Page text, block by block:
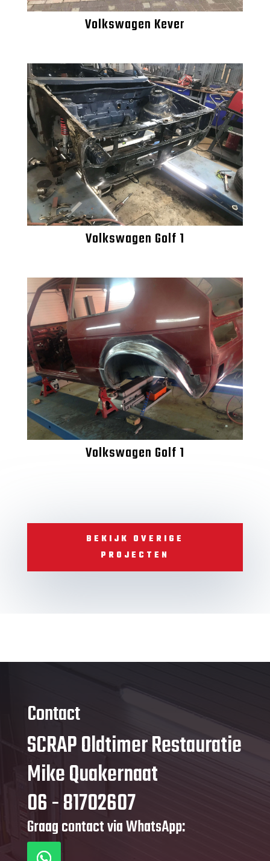
Volkswagen Kever
Volkswagen Golf 1
Volkswagen Golf 1
BEKIJK OVERIGE
PROJECTEN
Contact
SCRAP Oldtimer Restauratie
Mike Quakernaat
06 - 81702607
Graag contact via WhatsApp: